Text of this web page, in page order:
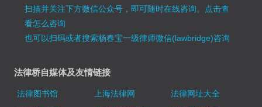
扫描并关注下方微信公众号，即可随时在线咨询。 点击查
看怎么咨询
也可以扫码或者搜索杨春宝一级律师微信(lawbridge)咨询
法律桥自媒体及友情链接
法律图书馆 上海法律网
法律网址大全